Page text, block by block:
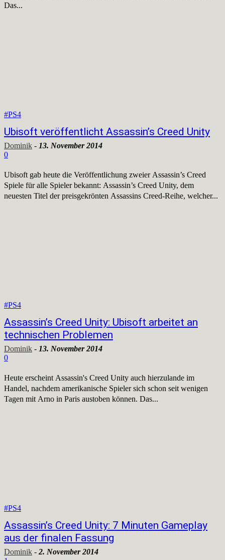
Das...
#PS4
Ubisoft veröffentlicht Assassin’s Creed Unity
Dominik - 13. November 2014
0
Ubisoft gab heute die Veröffentlichung zweier Assassin’s Creed
Spiele für alle Spieler bekannt: Assassin’s Creed Unity, dem
neuesten Titel der preisgekrönten Assassins Creed-Reihe, welcher...
#PS4
Assassin’s Creed Unity: Ubisoft arbeitet an
technischen Problemen
Dominik - 13. November 2014
0
Heute erscheint Assassin's Creed Unity auch hierzulande im
Handel, nachdem amerikanische Spieler sich schon seit wenigen
Tagen mit Arno in Paris austoben können. Das...
#PS4
Assassin’s Creed Unity: 7 Minuten Gameplay
aus der finalen Fassung
Dominik - 2. November 2014